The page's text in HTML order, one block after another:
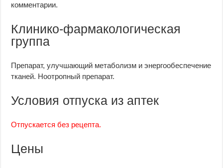
комментарии.
Клинико-фармакологическая
группа
Препарат, улучшающий метаболизм и энергообеспечение
тканей. Ноотропный препарат.
Условия отпуска из аптек
Отпускается без рецепта.
Цены